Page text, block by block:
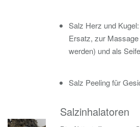
Salz Herz und
Ersatz, zur
werden) und als Seife
Salz Peeling für
Salzinhalatoren